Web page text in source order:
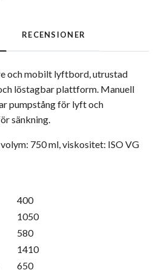
RECENSIONER
och mobilt lyftbord, utrustad
löstagbar plattform. Manuell
pumpstång för lyft och
sänkning.
750 ml, viskositet: ISO VG
400
1050
580
1410
650